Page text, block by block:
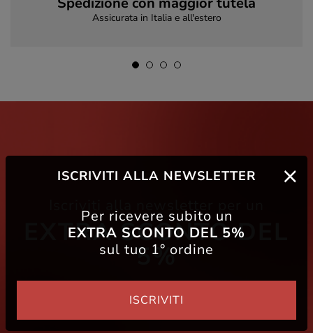
Assicurata in Italia e all'estero
Iscriviti alla newsletter per un
EXTRA SCONTO DEL
5%
Iscriviti
ISCRIVITI ALLA NEWSLETTER
Per ricevere subito un
EXTRA SCONTO DEL 5%
sul tuo 1° ordine
ISCRIVITI